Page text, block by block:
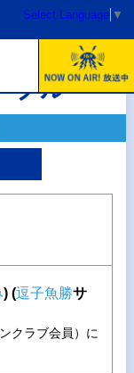
Select Language ▼
ブル
) (逗子魚勝サ
クラブ会員）に